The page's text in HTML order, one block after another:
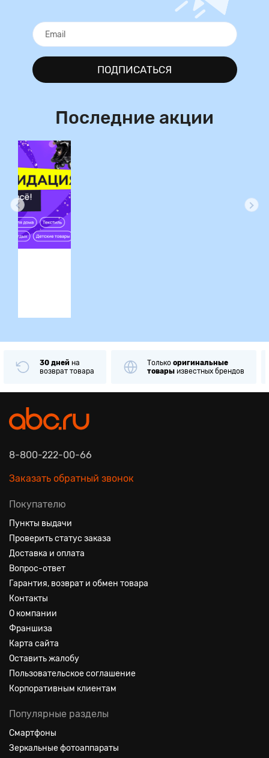
ПОДПИСАТЬСЯ
Последние акции
30 дней на
возврат товара
Только оригинальные
товары известных брендов
8-800-222-00-66
Заказать обратный звонок
Покупателю
Пункты выдачи
Проверить статус заказа
Доставка и оплата
Вопрос-ответ
Гарантия, возврат и обмен товара
Контакты
О компании
Франшиза
Карта сайта
Оставить жалобу
Пользовательское соглашение
Корпоративным клиентам
Популярные разделы
Смартфоны
Зеркальные фотоаппараты